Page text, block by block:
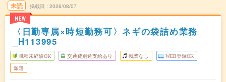
未読
NEW
掲載日 2026/08/07
〈日勤専属×時短勤務可〉ネギの袋詰め業務
_H113995
職種未経験OK 交通費別途支給あり 残業なし WEB登録OK
派遣